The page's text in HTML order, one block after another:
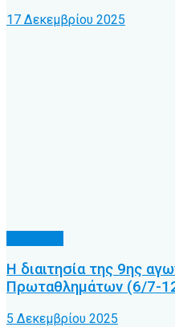
17 Δεκεμβρίου 2025
Η διαιτησία της 9ης
Πρωταθλημάτων (6/7-
5 Δεκεμβρίου 2025